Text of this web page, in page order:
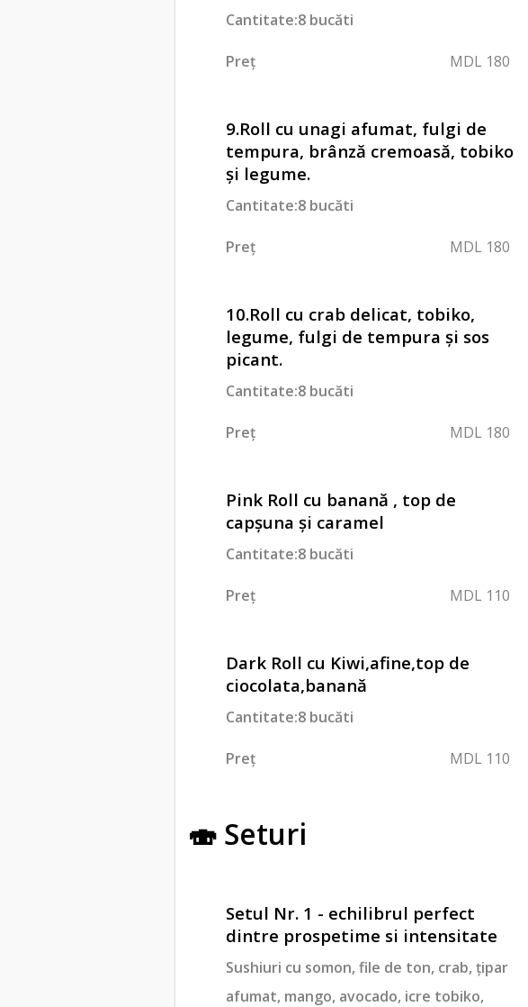
Cantitate:8 bucăti
Preț MDL 180
9.Roll cu unagi afumat, fulgi de
tempura, brânză cremoasă, tobiko
și legume.
Cantitate:8 bucăti
Preț MDL 180
10.Roll cu crab delicat, tobiko,
legume, fulgi de tempura și sos
picant.
Cantitate:8 bucăti
Preț MDL 180
Pink Roll cu banană , top de
capșuna și caramel
Cantitate:8 bucăti
Preț MDL 110
Dark Roll cu Kiwi,afine,top de
ciocolata,banană
Cantitate:8 bucăti
Preț MDL 110
🍣 Seturi
Setul Nr. 1 - echilibrul perfect
dintre prospetime si intensitate
Sushiuri cu somon, file de ton, crab, țipar
afumat, mango, avocado, icre tobiko,